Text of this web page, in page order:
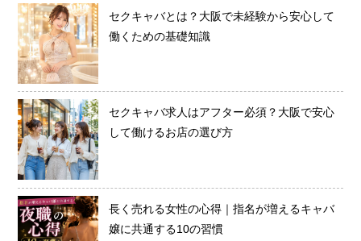
セクキャバとは？大阪で未経験から安心して
働くための基礎知識
セクキャバ求人はアフター必須？大阪で安心
して働けるお店の選び方
長く売れる女性の心得｜指名が増えるキャバ
嬢に共通する10の習慣